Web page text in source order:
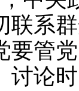
联系
要管
讨论